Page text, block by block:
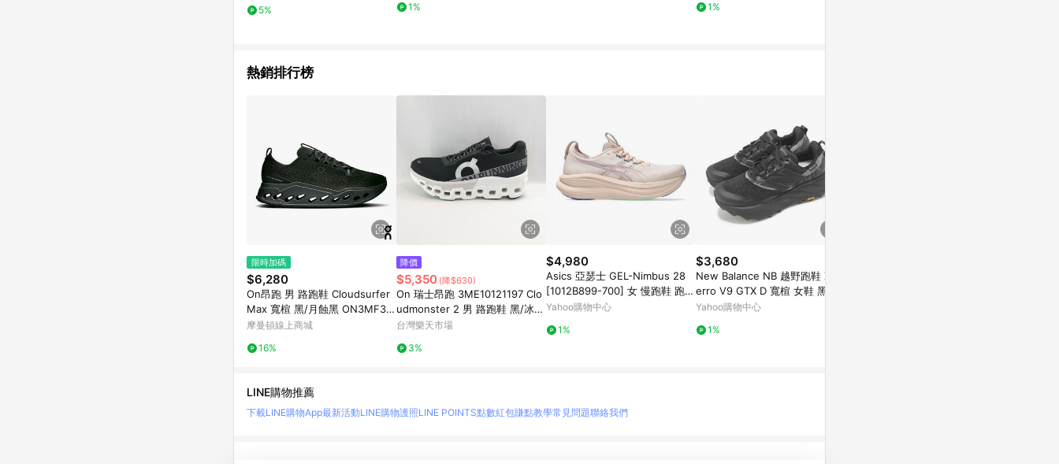
5%
1%
1%
熱銷排行榜
限時加碼
$6,280
On昂跑 男 路跑鞋 Cloudsurfer
Max 寬楦 黑/月蝕黑 ON3MF30
800106
摩曼頓線上商城
16%
降價
$5,350 (降$630)
On 瑞士昂跑 3ME10121197 Clo
udmonster 2 男 路跑鞋 黑/冰霜
白
台灣樂天市場
3%
$4,980
Asics 亞瑟士 GEL-Nimbus 28
[1012B899-700] 女 慢跑鞋 跑鞋
路跑 粉紅
Yahoo購物中心
1%
$3,680
New Balance NB 越野跑鞋 X Hi
erro V9 GTX D 寬楦 女鞋 黑 灰
防水 厚底 戶外 WTHIGLB9-D
Yahoo購物中心
1%
LINE購物推薦
下載LINE購物App最新活動LINE購物護照LINE POINTS點數紅包賺點教學常見問題聯絡我們